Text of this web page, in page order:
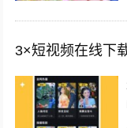
3×短视频在线下